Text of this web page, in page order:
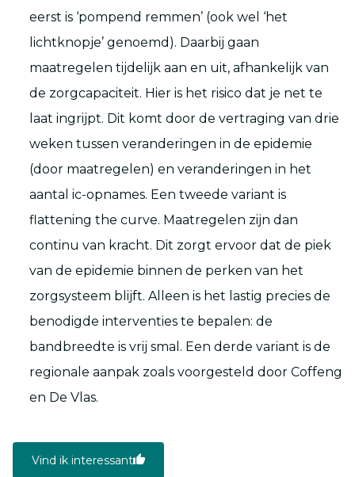
eerst is ‘pompend remmen’ (ook wel ‘het
lichtknopje’ genoemd). Daarbij gaan
maatregelen tijdelijk aan en uit, afhankelijk van
de zorgcapaciteit. Hier is het risico dat je net te
laat ingrijpt. Dit komt door de vertraging van drie
weken tussen veranderingen in de epidemie
(door maatregelen) en veranderingen in het
aantal ic-opnames. Een tweede variant is
flattening the curve. Maatregelen zijn dan
continu van kracht. Dit zorgt ervoor dat de piek
van de epidemie binnen de perken van het
zorgsysteem blijft. Alleen is het lastig precies de
benodigde interventies te bepalen: de
bandbreedte is vrij smal. Een derde variant is de
regionale aanpak zoals voorgesteld door Coffeng
en De Vlas.
Vind ik interessant